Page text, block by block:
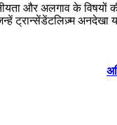
और अलगाव के विषयों
ट्रान्सेंडेंटलिज़्म अनदेखा